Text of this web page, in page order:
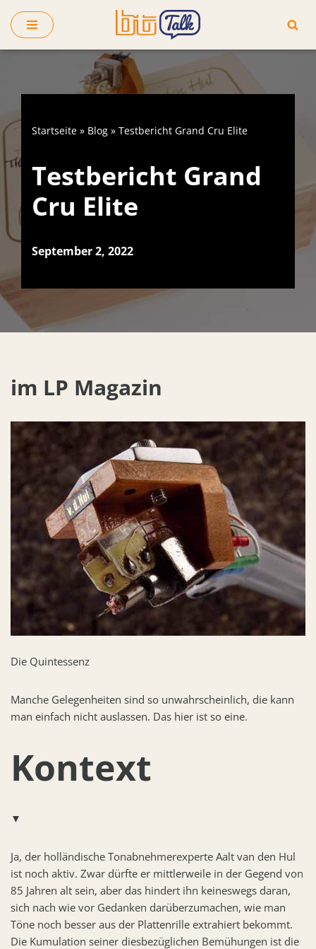
Zum
Startseite » Blog » Testbericht Grand Cru Elite
Testbericht Grand
Cru Elite
September 2, 2022
im LP Magazin
Die Quintessenz
Manche Gelegenheiten sind so unwahrscheinlich, die kann
man einfach nicht auslassen. Das hier ist so eine.
Kontext
▼
Ja, der holländische Tonabnehmerexperte Aalt van den Hul
ist noch aktiv. Zwar dürfte er mittlerweile in der Gegend von
85 Jahren alt sein, aber das hindert ihn keineswegs daran,
sich nach wie vor Gedanken darüberzumachen, wie man
Töne noch besser aus der Plattenrille extrahiert bekommt.
Die Kumulation seiner diesbezüglichen Bemühungen ist die